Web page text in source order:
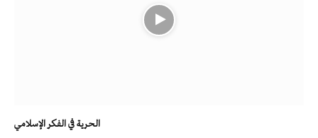
الحرية في الفكر الإسلامي